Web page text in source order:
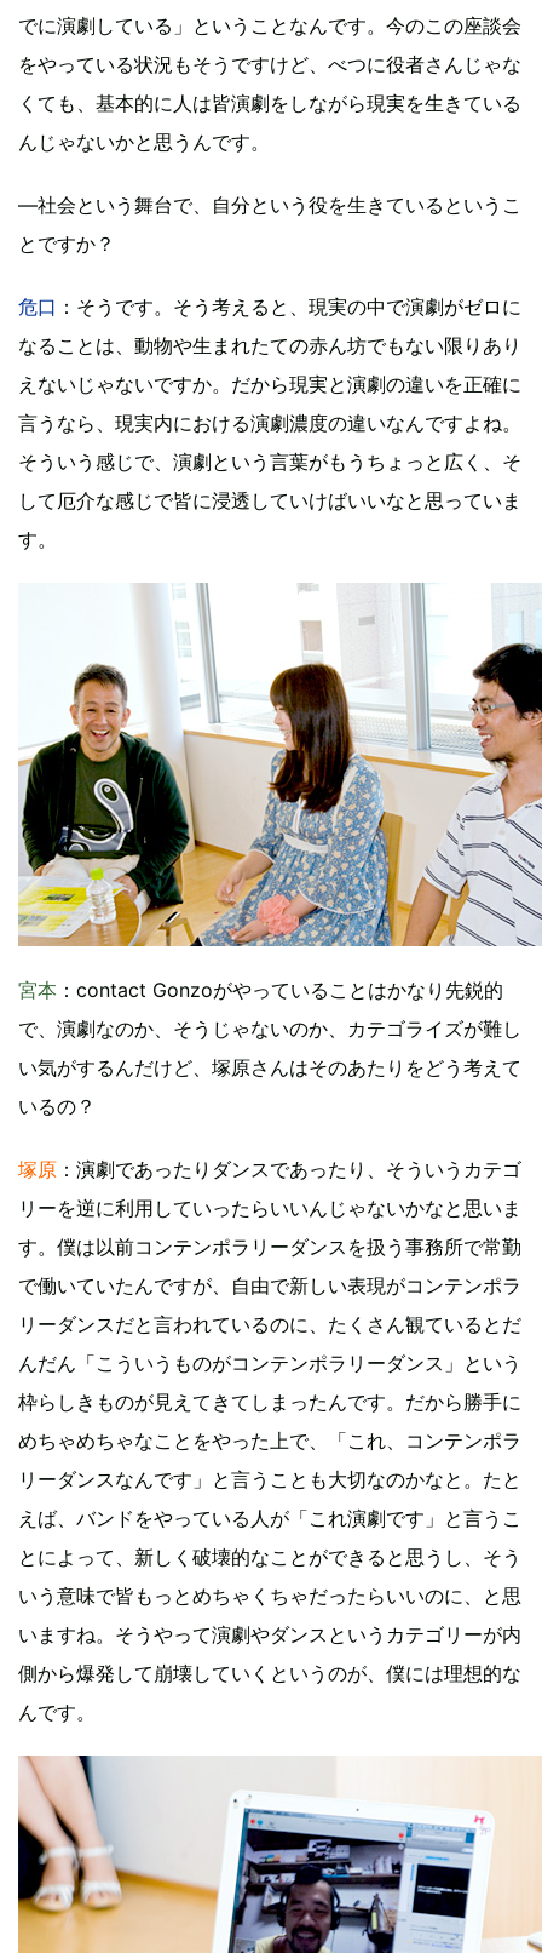
でに演劇している」ということなんです。今のこの座談会
をやっている状況もそうですけど、べつに役者さんじゃな
くても、基本的に人は皆演劇をしながら現実を生きている
んじゃないかと思うんです。
―社会という舞台で、自分という役を生きているというこ
とですか？
危口 ：そうです。そう考えると、現実の中で演劇がゼロに
なることは、動物や生まれたての赤ん坊でもない限りあり
えないじゃないですか。だから現実と演劇の違いを正確に
言うなら、現実内における演劇濃度の違いなんですよね。
そういう感じで、演劇という言葉がもうちょっと広く、そ
して厄介な感じで皆に浸透していけばいいなと思っていま
す。
宮本 ：contact Gonzoがやっていることはかなり先鋭的
で、演劇なのか、そうじゃないのか、カテゴライズが難し
い気がするんだけど、塚原さんはそのあたりをどう考えて
いるの？
塚原 ：演劇であったりダンスであったり、そういうカテゴ
リーを逆に利用していったらいいんじゃないかなと思いま
す。僕は以前コンテンポラリーダンスを扱う事務所で常勤
で働いていたんですが、自由で新しい表現がコンテンポラ
リーダンスだと言われているのに、たくさん観ているとだ
んだん「こういうものがコンテンポラリーダンス」という
枠らしきものが見えてきてしまったんです。だから勝手に
めちゃめちゃなことをやった上で、「これ、コンテンポラ
リーダンスなんです」と言うことも大切なのかなと。たと
えば、バンドをやっている人が「これ演劇です」と言うこ
とによって、新しく破壊的なことができると思うし、そう
いう意味で皆もっとめちゃくちゃだったらいいのに、と思
いますね。そうやって演劇やダンスというカテゴリーが内
側から爆発して崩壊していくというのが、僕には理想的な
んです。